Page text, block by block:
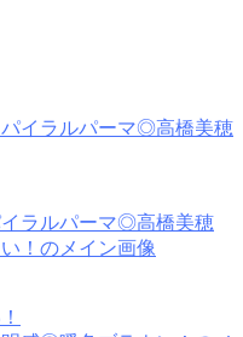
イラルパーマ◎高橋美穂